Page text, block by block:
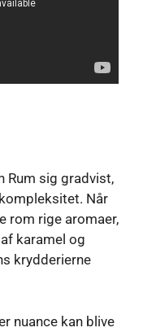
Rum sig gradvist,
Når
rom rige aromaer,
karamel og
krydderierne
nuance kan blive